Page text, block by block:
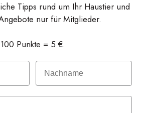
Tipps rund um Ihr Haustier und
nur für Mitglieder.
100 Punkte = 5 €.
Nachname